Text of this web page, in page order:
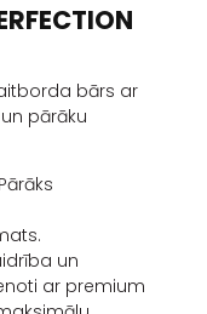
bārs ar
pārāku
un
ar premium